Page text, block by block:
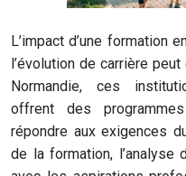
L’impact d’une formation
l’évolution de carrière
Normandie, ces
offrent des
répondre aux exigences
de la formation, l’analyse